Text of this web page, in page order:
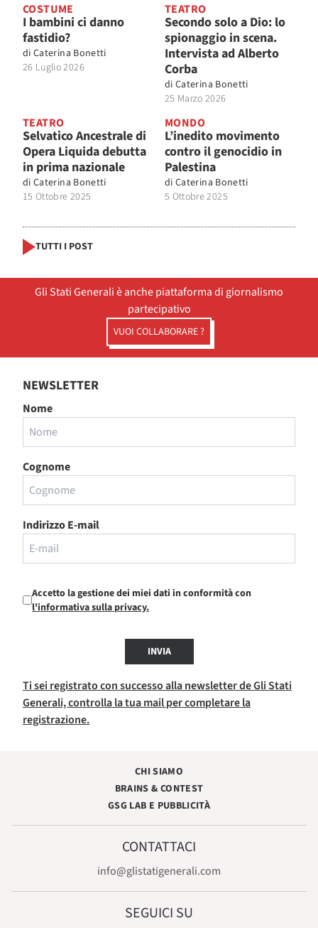
COSTUME
I bambini ci danno
fastidio?
di Caterina Bonetti
26 Luglio 2026
TEATRO
Secondo solo a Dio: lo
spionaggio in scena.
Intervista ad Alberto
Corba
di Caterina Bonetti
25 Marzo 2026
TEATRO
Selvatico Ancestrale di
Opera Liquida debutta
in prima nazionale
di Caterina Bonetti
15 Ottobre 2025
MONDO
L’inedito movimento
contro il genocidio in
Palestina
di Caterina Bonetti
5 Ottobre 2025
TUTTI I POST
Gli Stati Generali è anche piattaforma di giornalismo
partecipativo
VUOI COLLABORARE ?
NEWSLETTER
Nome
Cognome
Indirizzo E-mail
Accetto la gestione dei miei dati in conformità con
l'informativa sulla privacy.
INVIA
Ti sei registrato con successo alla newsletter de Gli Stati
Generali, controlla la tua mail per completare la
registrazione.
CHI SIAMO
BRAINS & CONTEST
GSG LAB E PUBBLICITÀ
CONTATTACI
info@glistatigenerali.com
SEGUICI SU